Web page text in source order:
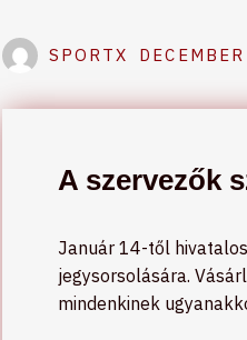
SPORTX
A szervezők
Január 14-től
jegysorsolására.
mindenkinek